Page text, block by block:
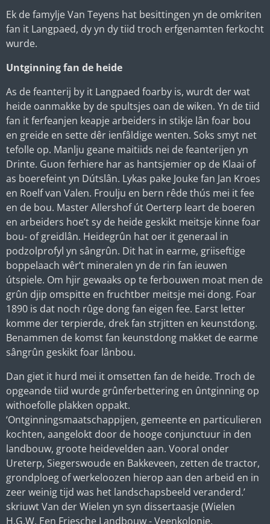
Ek de famylje Van Teyens hat besittingen yn de omkriten
fan it Langpaed, dy yn dy tiid troch erfgenamten ferkocht
wurde.
Untginning fan de heide
As de feanterij by it Langpaed foarby is, wurdt der wat
heide oanmakke by de spultsjes oan de wiken. Yn de tiid
fan it ferfeanjen keapje arbeiders in stikje lân foar bou
en greide en sette dêr ienfâldige wenten. Soks smyt net
tefolle op. Manlju geane maitiids nei de feanterijen yn
Drinte. Guon ferhiere har as hantsjemier op de Klaai of
as boerefeint yn Dútslân. Lykas pake Jouke fan Jan Kroes
en Roelf van Valen. Froulju en bern rêde thús mei it fee
en de bou. Master Allershof út Oerterp leart de boeren
en arbeiders hoe’t sy de heide geskikt meitsje kinne foar
bou- of greidlân. Heidegrûn hat oer it generaal in
podzolprofyl yn sângrûn. Dit hat in earme, griiseftige
boppelaach wêr’t mineralen yn de rin fan ieuwen
útspiele. Om hjir gewaaks op te ferbouwen moat men de
grûn djip omspitte en fruchtber meitsje mei dong. Foar
1890 is dat noch rûge dong fan eigen fee. Earst letter
komme der terpierde, drek fan strjitten en keunstdong.
Benammen de komst fan keunstdong makket de earme
sângrûn geskikt foar lânbou.
Dan giet it hurd mei it omsetten fan de heide. Troch de
opgeande tiid wurde grûnferbettering en ûntginning op
withoefolle plakken oppakt.
‘Ontginningsmaatschappijen, gemeente en particulieren
kochten, aangelokt door de hooge conjunctuur in den
landbouw, groote heidevelden aan. Vooral onder
Ureterp, Siegerswoude en Bakkeveen, zetten de tractor,
grondploeg of werkeloozen hierop aan den arbeid en in
zeer weinig tijd was het landschapsbeeld veranderd.’
skriuwt Van der Wielen yn syn dissertaasje (Wielen
H.G.W, Een Friesche Landbouw - Veenkolonie,